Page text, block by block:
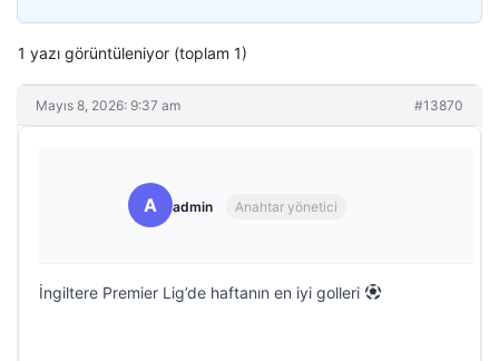
1 yazı görüntüleniyor (toplam 1)
Mayıs 8, 2026: 9:37 am #13870
A admin Anahtar yönetici
İngiltere Premier Lig’de haftanın en iyi golleri